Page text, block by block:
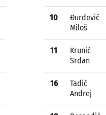
10
Đurđević
Miloš
11
Krunić
Srđan
16
Tadić
Andrej